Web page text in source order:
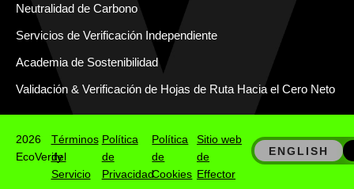
Neutralidad de Carbono
Servicios de Verificación Independiente
Academia de Sostenibilidad
Validación & Verificación de Hojas de Ruta Hacia el Cero Neto
2026
EcoVerify
Términos
del
Servicio
Política
de
Privacidad
Política
de
Cookies
Sitio web
de
Effector
ENGLISH